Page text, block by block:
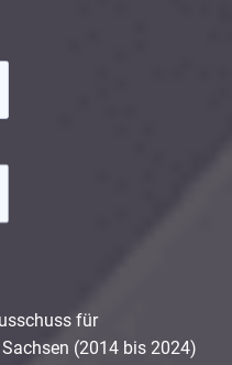
für
(2014 bis 2024)